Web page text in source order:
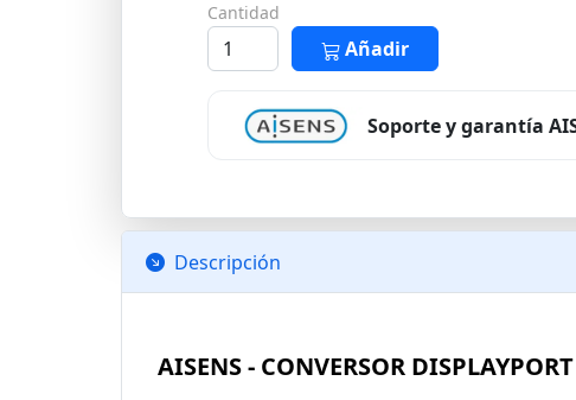
Cantidad
Añadir
Soporte y garantía
Descripción
AISENS - CONVERSOR